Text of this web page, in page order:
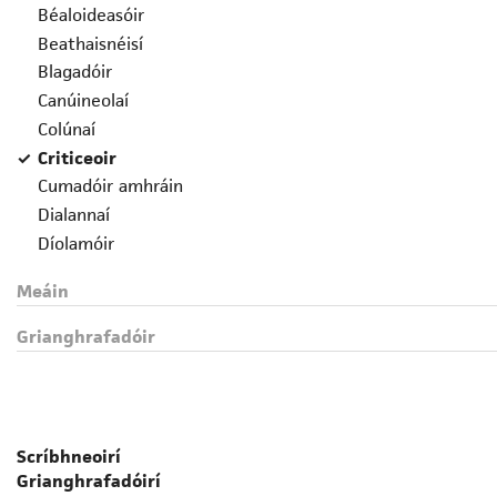
Béaloideasóir
Beathaisnéisí
Blagadóir
Canúineolaí
Colúnaí
Criticeoir
Cumadóir amhráin
Dialannaí
Díolamóir
Eagarthóir
Fealsúnaí
File
Gramadóir
Iriseoir
Meáin
Grianghrafadóir
Scríbhneoirí
Grianghrafadóirí